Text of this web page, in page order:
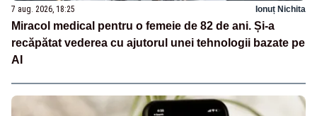
7 aug. 2026, 18:25 Ionuț Nichita
Miracol medical pentru o femeie de 82 de ani. Și-a
recăpătat vederea cu ajutorul unei tehnologii bazate pe
AI